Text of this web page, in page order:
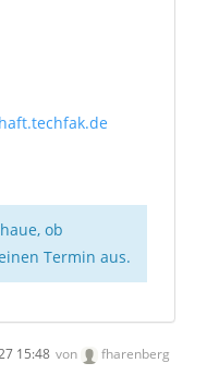
ob
Termin aus.
15:48 von fharenberg